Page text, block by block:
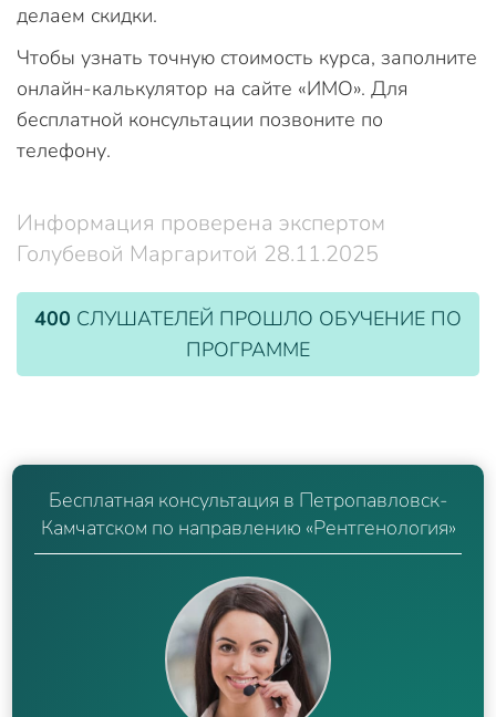
делаем скидки.
Чтобы узнать точную стоимость курса, заполните
онлайн-калькулятор на сайте «ИМО». Для
бесплатной консультации позвоните по
телефону.
Информация проверена экспертом
Голубевой Маргаритой 28.11.2025
400 СЛУШАТЕЛЕЙ ПРОШЛО ОБУЧЕНИЕ ПО
ПРОГРАММЕ
Бесплатная консультация в Петропавловск-
Камчатском по направлению «Рентгенология»